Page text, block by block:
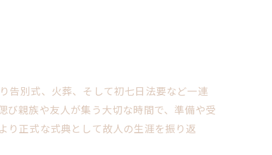
告別式、火葬、そして初七日法要など一連
び親族や友人が集う大切な時間で、準備や受
り正式な式典として故人の生涯を振り返